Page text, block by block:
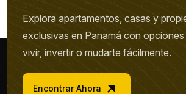
Explora apartamentos, casas y
exclusivas en Panamá con opciones
vivir, invertir o mudarte fácilmente.
Encontrar Ahora